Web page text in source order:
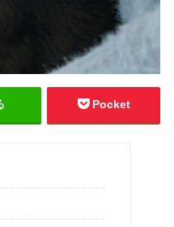
Pocket